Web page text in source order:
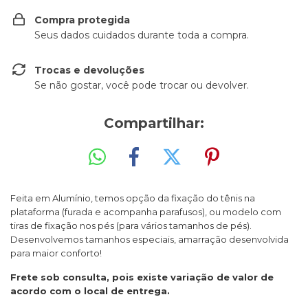
Compra protegida
Seus dados cuidados durante toda a compra.
Trocas e devoluções
Se não gostar, você pode trocar ou devolver.
Compartilhar:
Feita em Alumínio, temos opção da fixação do tênis na
plataforma (furada e acompanha parafusos), ou modelo com
tiras de fixação nos pés (para vários tamanhos de pés).
Desenvolvemos tamanhos especiais, amarração desenvolvida
para maior conforto!
Frete sob consulta, pois existe variação de valor de
acordo com o local de entrega.